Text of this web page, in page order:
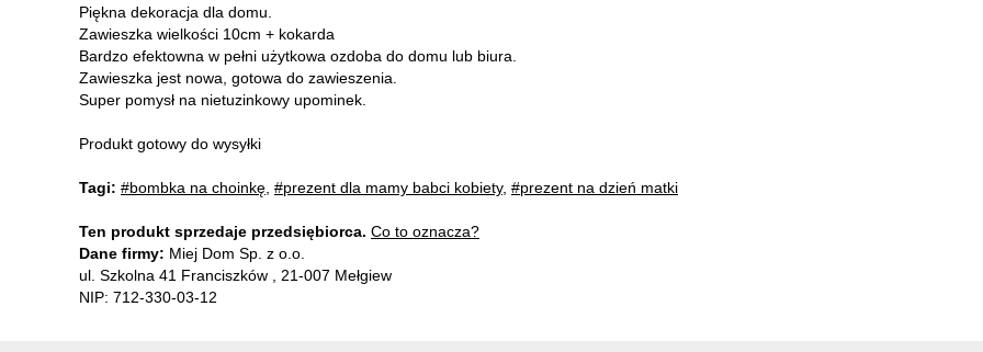
Piękna dekoracja dla domu.
Zawieszka wielkości 10cm + kokarda
Bardzo efektowna w pełni użytkowa ozdoba do domu lub biura.
Zawieszka jest nowa, gotowa do zawieszenia.
Super pomysł na nietuzinkowy upominek.
Produkt gotowy do wysyłki
Tagi: #bombka na choinkę #prezent dla mamy babci kobiety, #prezent na dzień matki
Ten produkt sprzedaje przedsiębiorca. Co to oznacza?
Dane firmy: Miej Dom Sp. z o.o.
ul. Szkolna 41 Franciszków , 21-007 Mełgiew
NIP: 712-330-03-12